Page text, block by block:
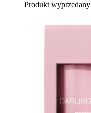
Produkt wyprzedany